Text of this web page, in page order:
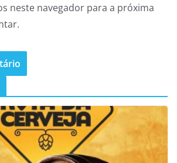
neste navegador para a próxima